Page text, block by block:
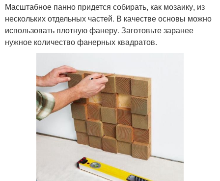
Масштабное панно придется собирать, как мозаику, из
нескольких отдельных частей. В качестве основы можно
использовать плотную фанеру. Заготовьте заранее
нужное количество фанерных квадратов.